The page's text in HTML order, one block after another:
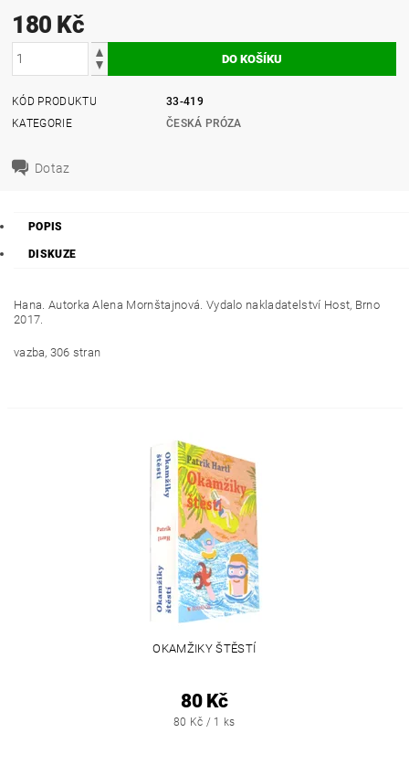
180 Kč
KÓD PRODUKTU
33-419
KATEGORIE
ČESKÁ PRÓZA
Dotaz
POPIS
DISKUZE
Hana. Autorka Alena Mornštajnová. Vydalo nakladatelství Host, Brno
2017.
vazba, 306 stran
OKAMŽIKY ŠTĚSTÍ
80 Kč
80 Kč / 1 ks